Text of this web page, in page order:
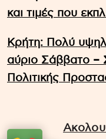
και τιμές που
Κρήτη: Πολύ
αύριο Σάββατο –
Πολιτικής